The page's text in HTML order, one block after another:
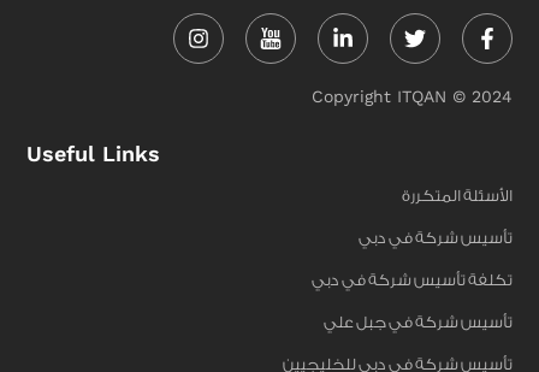
in f
Copyright ITQAN © 2024
Useful Links
الأسئلة المتكررة
تأسيس شركة في دبي
تكلفة تأسيس شركة في دبي
تأسيس شركة في جبل علي
تأسيس شركة في دبي للخليجيين